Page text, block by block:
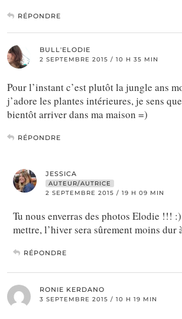
RÉPONDRE
BULL'ELODIE
2 SEPTEMBRE 2015 / 10 H 35 MIN
Pour l’instant c’est plutôt la jungle ans
j’adore les plantes intérieures, je sens
bientôt arriver dans ma maison =)
RÉPONDRE
JESSICA
AUTEUR/AUTRICE
2 SEPTEMBRE 2015 / 19 H 09 MIN
Tu nous enverras des photos Elodie !!!
mettre, l’hiver sera sûrement moins dur
RÉPONDRE
RONIE KERDANO
3 SEPTEMBRE 2015 / 10 H 19 MIN